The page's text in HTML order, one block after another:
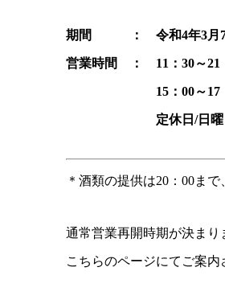
期間 ： 令和4年3月7
営業時間 ： 11：30～21
15：00～17：
定休日/日曜日のみ
＊酒類の提供は20：00ま
通常営業再開時期が決まり
こちらのページにてご案内